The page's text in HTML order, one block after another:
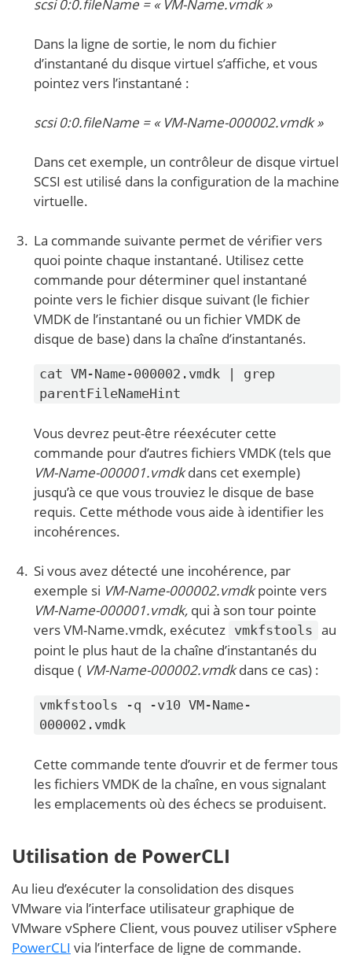
scsi 0:0.fileName = « VM-Name.vmdk »
Dans la ligne de sortie, le nom du fichier
d’instantané du disque virtuel s’affiche, et vous
pointez vers l’instantané :
scsi 0:0.fileName = « VM-Name-000002.vmdk »
Dans cet exemple, un contrôleur de disque virtuel
SCSI est utilisé dans la configuration de la machine
virtuelle.
La commande suivante permet de vérifier vers
quoi pointe chaque instantané. Utilisez cette
commande pour déterminer quel instantané
pointe vers le fichier disque suivant (le fichier
VMDK de l’instantané ou un fichier VMDK de
disque de base) dans la chaîne d’instantanés.
cat VM-Name-000002.vmdk | grep
parentFileNameHint
Vous devrez peut-être réexécuter cette
commande pour d’autres fichiers VMDK (tels que
VM-Name-000001.vmdkdans cet exemple)
jusqu’à ce que vous trouviez le disque de base
requis. Cette méthode vous aide à identifier les
incohérences.
Si vous avez détecté une incohérence, par
exemple si VM-Name-000002.vmdkpointe vers
VM-Name-000001.vmdk, qui à son tour pointe
vers VM-Name.vmdk, exécutez vmkfstools au
point le plus haut de la chaîne d’instantanés du
disque ( VM-Name-000002.vmdkdans ce cas) :
vmkfstools -q -v10 VM-Name-
000002.vmdk
Cette commande tente d’ouvrir et de fermer tous
les fichiers VMDK de la chaîne, en vous signalant
les emplacements où des échecs se produisent.
Utilisation de PowerCLI
Au lieu d’exécuter la consolidation des disques
VMware via l’interface utilisateur graphique de
VMware vSphere Client, vous pouvez utiliser vSphere
PowerCLI via l’interface de ligne de commande.